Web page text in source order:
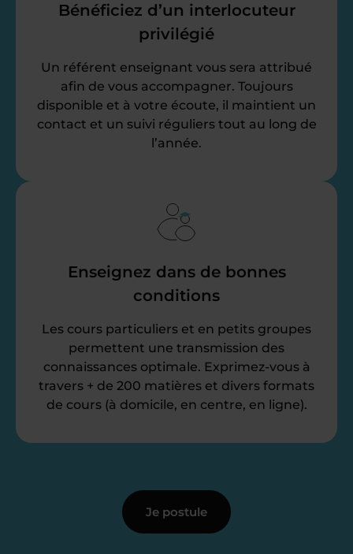
Bénéficiez d’un interlocuteur
privilégié
Un référent enseignant vous sera attribué
afin de vous accompagner. Toujours
disponible et à votre écoute, il maintient un
contact et un suivi réguliers tout au long de
l’année.
Enseignez dans de bonnes
conditions
Les cours particuliers et en petits groupes
permettent une transmission des
connaissances optimale. Exprimez-vous à
travers + de 200 matières et divers formats
de cours (à domicile, en centre, en ligne).
Je postule